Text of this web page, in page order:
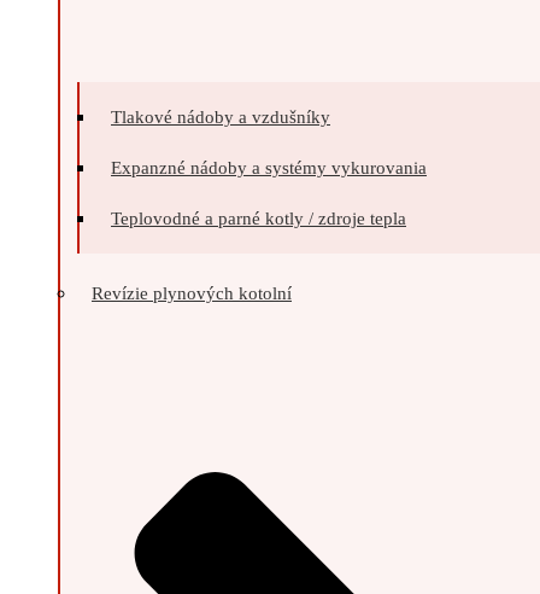
Tlakové nádoby a vzdušníky
Expanzné nádoby a systémy vykurovania
Teplovodné a parné kotly / zdroje tepla
Revízie plynových kotolní